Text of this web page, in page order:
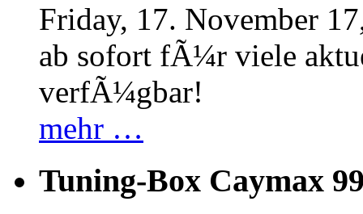
Friday, 17. November
ab sofort fÃ¼r viele
verfÃ¼gbar!
mehr …
Tuning-Box Caymax